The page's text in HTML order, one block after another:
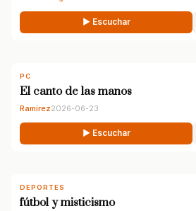
▶ Escuchar
PC
El canto de las manos
Ramírez2026-06-23
▶ Escuchar
DEPORTES
fútbol y misticismo